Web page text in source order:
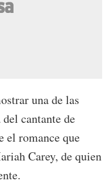
una de las
cantante de
el romance que
Carey, de quien